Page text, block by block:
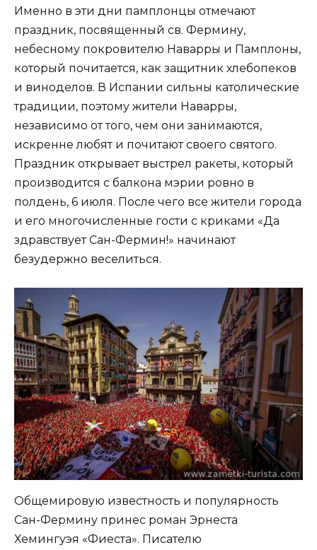
Именно в эти дни памплонцы отмечают
праздник, посвященный св. Фермину,
небесному покровителю Наварры и Памплоны,
который почитается, как защитник хлебопеков
и виноделов. В Испании сильны католические
традиции, поэтому жители Наварры,
независимо от того, чем они занимаются,
искренне любят и почитают своего святого.
Праздник открывает выстрел ракеты, который
производится с балкона мэрии ровно в
полдень, 6 июля. После чего все жители города
и его многочисленные гости с криками «Да
здравствует Сан-Фермин!» начинают
безудержно веселиться.
Общемировую известность и популярность
Сан-Фермину принес роман Эрнеста
Хемингуэя «Фиеста». Писателю